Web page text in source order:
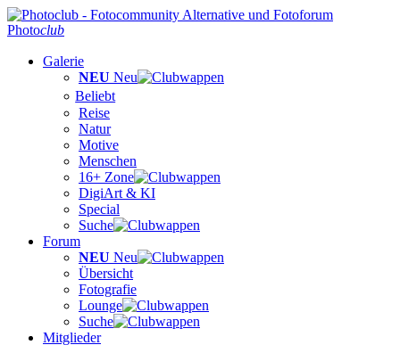
Photoclub
Galerie
NEU Neu
Beliebt
Reise
Natur
Motive
Menschen
16+ Zone
DigiArt & KI
Special
Suche
Forum
NEU Neu
Übersicht
Fotografie
Lounge
Suche
Mitglieder